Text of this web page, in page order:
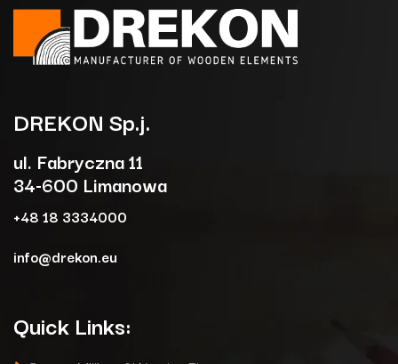
DREKON Sp.j.
ul. Fabryczna 11
34-600 Limanowa
+48 18 3334000
info@drekon.eu
Quick Links: